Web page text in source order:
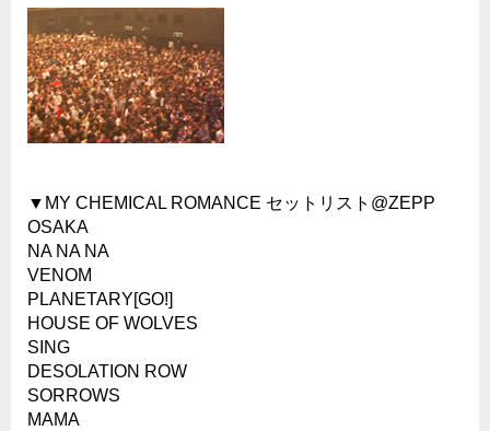
▼MY CHEMICAL ROMANCE セットリスト@ZEPP
OSAKA
NA NA NA
VENOM
PLANETARY[GO!]
HOUSE OF WOLVES
SING
DESOLATION ROW
SORROWS
MAMA